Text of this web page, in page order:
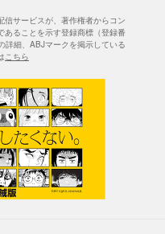
信サービスが、著作権者からコン
あることを示す登録商標（登録番
詳細、ABJマークを掲示している
こちら